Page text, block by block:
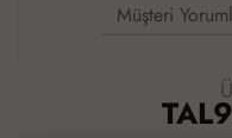
Müşteri